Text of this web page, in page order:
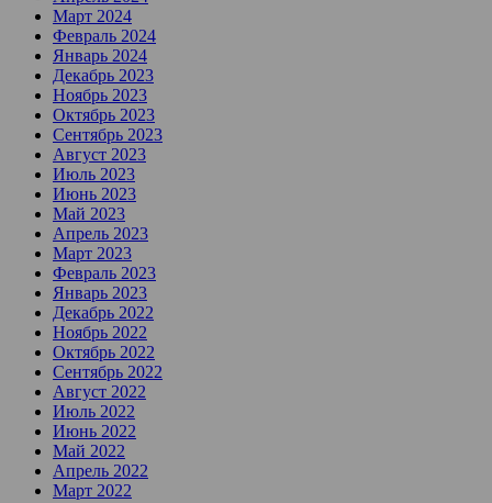
Март 2024
Февраль 2024
Январь 2024
Декабрь 2023
Ноябрь 2023
Октябрь 2023
Сентябрь 2023
Август 2023
Июль 2023
Июнь 2023
Май 2023
Апрель 2023
Март 2023
Февраль 2023
Январь 2023
Декабрь 2022
Ноябрь 2022
Октябрь 2022
Сентябрь 2022
Август 2022
Июль 2022
Июнь 2022
Май 2022
Апрель 2022
Март 2022